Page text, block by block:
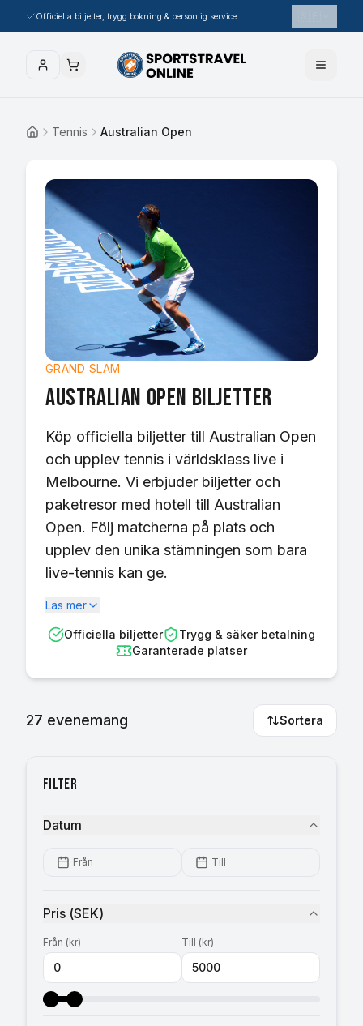
Officiella biljetter, trygg bokning & personlig service
Hem Tennis Australian Open
GRAND SLAM
Australian Open biljetter
Köp officiella biljetter till Australian Open
och upplev tennis i världsklass live i
Melbourne. Vi erbjuder biljetter och
paketresor med hotell till Australian
Open. Följ matcherna på plats och
upplev den unika stämningen som bara
live-tennis kan ge.
Läs mer
Officiella biljetter
Trygg & säker betalning
Garanterade platser
27 evenemang Sortera
Filter
Datum
Från Till
Pris (SEK)
Från (kr) Till (kr)